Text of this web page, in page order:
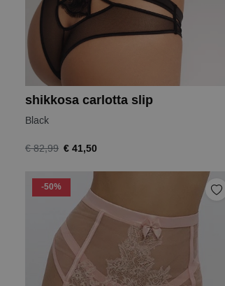
shikkosa carlotta slip
Black
€ 82,99 € 41,50
-50%